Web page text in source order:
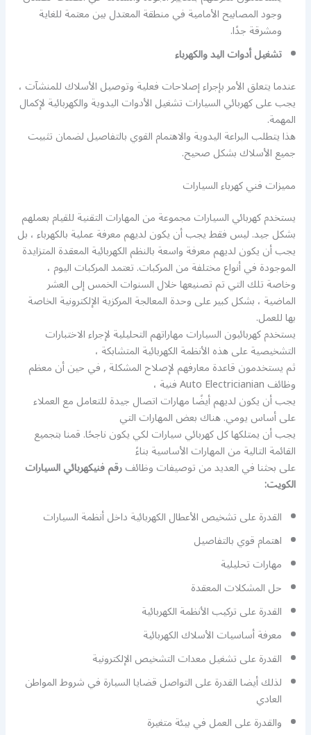
وجود المصابيح الأمامية في منطقة المعتدل بين معتمة للغاية
ومشرقة جدًا.
تشغيل أدوات اليد والكهرباء
عندما يتعلق الأمر بإجراء إصلاحات فعلية وتوصيل الأسلاك للمنشآت ،
يجب على كهربائي السيارات تشغيل الأدوات اليدوية والكهربائية لإكمال
المهمة.
هذا يتطلب البراعة اليدوية والاهتمام القوي بالتفاصيل لضمان تثبيت
جميع الأسلاك بشكل صحيح.
مميزات فني كهرباء السيارات
يستخدم كهربائي السيارات مجموعة من المهارات التقنية للقيام بعملهم
بشكل جيد. ليس فقط يجب أن يكون لديهم معرفة عملية بالكهرباء ، بل
يجب أن يكون لديهم معرفة واسعة بالنظم الكهربائية المعقدة المتزايدة
الموجودة في أنواع مختلفة من المركبات. تعتمد المركبات اليوم ،
وخاصة تلك التي تم تصنيعها خلال السنوات الخمس إلى العشر
الماضية ، بشكل كبير على وحدة المعالجة المركزية الإلكترونية الخاصة
بها للعمل.
يستخدم كهربائيون السيارات مهاراتهم التحليلية لإجراء الاختبارات
التشخيصية على هذه الأنظمة الكهربائية المتشابكة ،
ثم يستخدمون قاعدة معارفهم لإصلاح المشكلة , في حين أن معظم
وظائف Auto Electricianian فنية ،
يجب أن يكون لديهم أيضًا مهارات اتصال جيدة للتعامل مع العملاء
على أساس يومي. هناك بعض المهارات التي
يجب أن يمتلكها كل كهربائي سيارات لكي يكون ناجحًا. قمنا بتجميع
القائمة التالية من المهارات الأساسية بناءً
على بحثنا في العديد من توصيفات وظائفرقم فنيكهربائي السيارات
الكويت:
القدرة على تشخيص الأعطال الكهربائية داخل أنظمة السيارات
اهتمام قوي بالتفاصيل
مهارات تحليلية
حل المشكلات المعقدة
القدرة على تركيب الأنظمة الكهربائية
معرفة أساسيات الأسلاك الكهربائية
القدرة على تشغيل معدات التشخيص الإلكترونية
لذلك أيضا القدرة على التواصل قضايا السيارة في شروط المواطن
العادي
والقدرة على العمل في بيئة متغيرة